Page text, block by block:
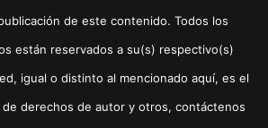
de este contenido. Todos los
están reservados a su(s) respectivo(s)
igual o distinto al mencionado aquí, es el
derechos de autor y otros, contáctenos